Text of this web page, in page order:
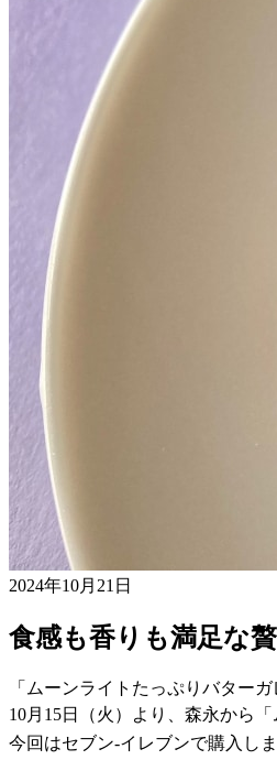
2024年10月21日
食感も香りも満足な
「ムーンライトたっぷりバターガ
10月15日（火）より、森永から
今回はセブン-イレブンで購入しま